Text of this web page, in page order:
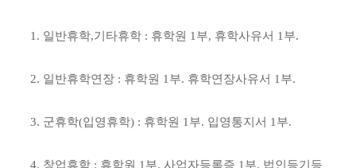
1. 일반휴학,기타휴학 : 휴학원 1부, 휴학사유서 1부.
2. 일반휴학연장 : 휴학원 1부. 휴학연장사유서 1부.
3. 군휴학(입영휴학) : 휴학원 1부. 입영통지서 1부.
4. 창업휴학 : 휴학원 1부. 사업자등록증 1부. 법인등기등